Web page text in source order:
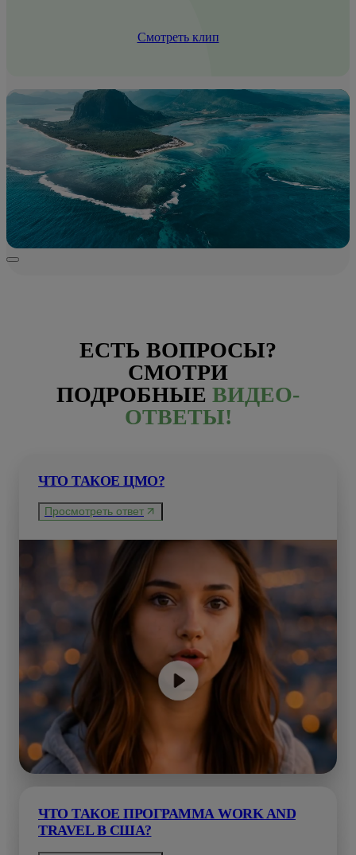
Смотреть клип
ЕСТЬ ВОПРОСЫ?
СМОТРИ
ПОДРОБНЫЕ ВИДЕО-
ОТВЕТЫ!
ЧТО ТАКОЕ ЦМО?
Просмотреть ответ
ЧТО ТАКОЕ ПРОГРАММА WORK AND
TRAVEL В США?